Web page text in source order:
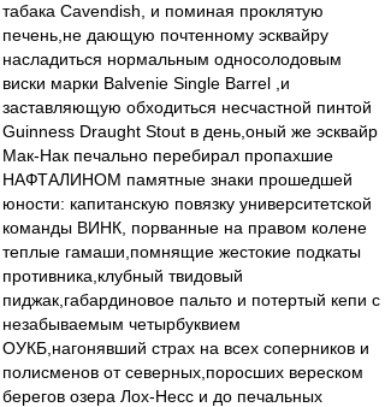
табака Cavendish, и поминая проклятую
печень,не дающую почтенному эсквайру
насладиться нормальным односолодовым
виски марки Balvenie Single Barrel ,и
заставляющую обходиться несчастной пинтой
Guinness Draught Stout в день,оный же эсквайр
Мак-Нак печально перебирал пропахшие
НАФТАЛИНОМ памятные знаки прошедшей
юности: капитанскую повязку университетской
команды ВИНК, порванные на правом колене
теплые гамаши,помнящие жестокие подкаты
противника,клубный твидовый
пиджак,габардиновое пальто и потертый кепи с
незабываемым четырбуквием
ОУКБ,нагонявший страх на всех соперников и
полисменов от северных,поросших вереском
берегов озера Лох-Несс и до печальных